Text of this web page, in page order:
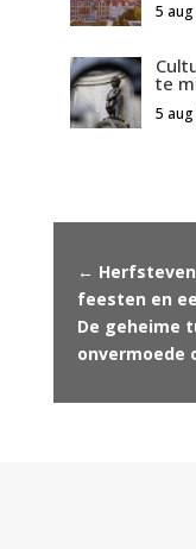
5
te
5
←
feesten en
De geheime
onvermoede